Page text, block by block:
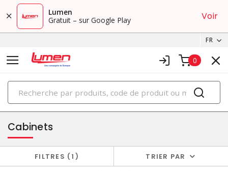
Lumen
Gratuit – sur Google Play
Voir
FR
0
PRODUITS
boîtiers et cabinets
Cabinets
FILTRES 1 TRIER PAR